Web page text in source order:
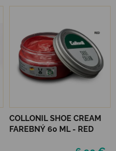
COLLONIL SHOE CREAM
FAREBNÝ 60 ML - RED